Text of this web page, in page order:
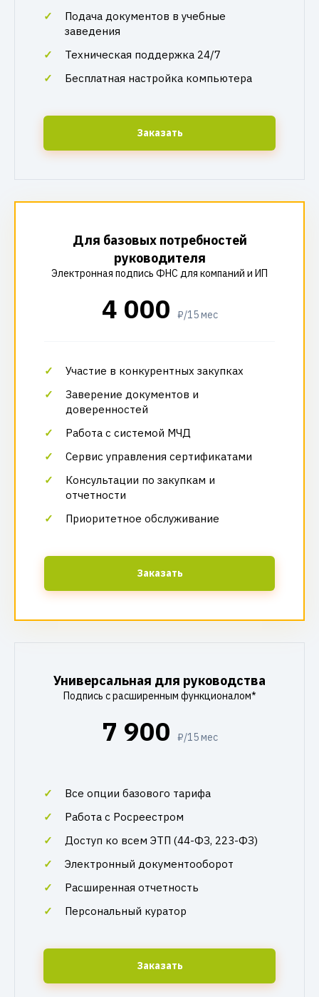
Подача документов в учебные
заведения
Техническая поддержка 24/7
Бесплатная настройка компьютера
Заказать
Для базовых потребностей
руководителя
Электронная подпись ФНС для компаний и ИП
4 000 ₽/15 мес
Участие в конкурентных закупках
Заверение документов и
доверенностей
Работа с системой МЧД
Сервис управления сертификатами
Консультации по закупкам и
отчетности
Приоритетное обслуживание
Заказать
Универсальная для руководства
Подпись с расширенным функционалом*
7 900 ₽/15 мес
Все опции базового тарифа
Работа с Росреестром
Доступ ко всем ЭТП (44-ФЗ, 223-ФЗ)
Электронный документооборот
Расширенная отчетность
Персональный куратор
Заказать